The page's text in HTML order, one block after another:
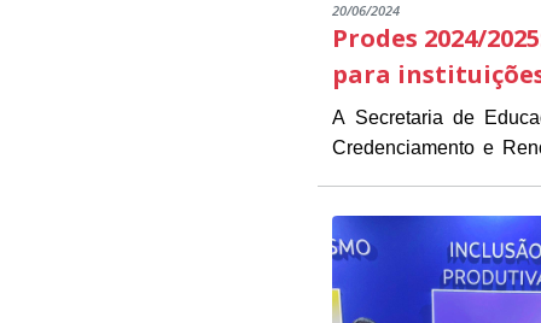
20/06/2024
Prodes 2024/
para
A Secretaria de
Credenciamento e
O objetivo do Edital é
das instituições já
necessários para a inscrição.
O PRODES/PK é um
parcerias que visam